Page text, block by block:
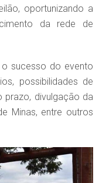
oportunizando a
da rede de
o sucesso do evento
possibilidades de
divulgação da
Minas, entre outros